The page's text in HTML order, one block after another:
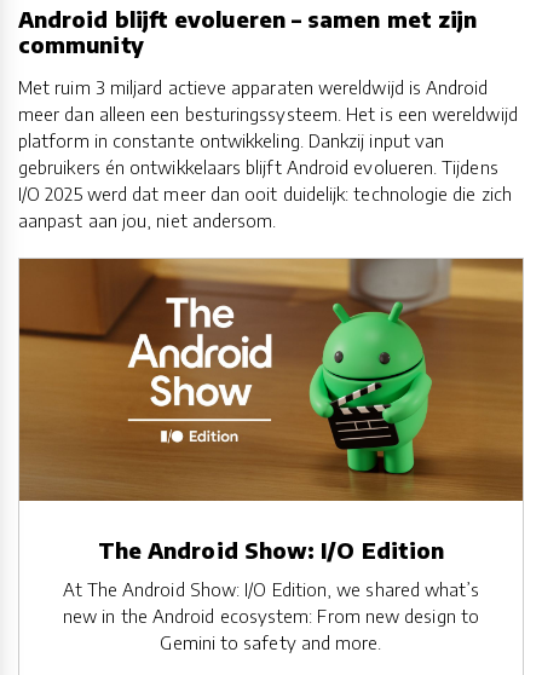
Android blijft evolueren – samen met zijn
community
Met ruim 3 miljard actieve apparaten wereldwijd is Android
meer dan alleen een besturingssysteem. Het is een wereldwijd
platform in constante ontwikkeling. Dankzij input van
gebruikers én ontwikkelaars blijft Android evolueren. Tijdens
I/O 2025 werd dat meer dan ooit duidelijk: technologie die zich
aanpast aan jou, niet andersom.
The Android Show: I/O Edition
At The Android Show: I/O Edition, we shared what’s
new in the Android ecosystem: From new design to
Gemini to safety and more.